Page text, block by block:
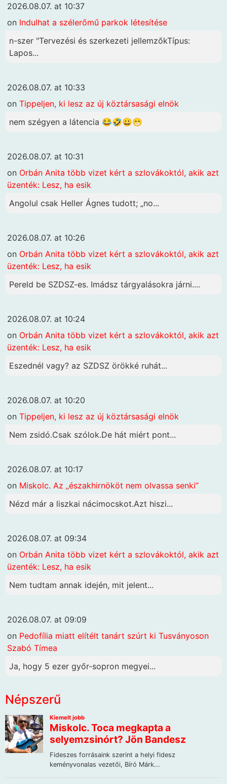
2026.08.07. at 10:37
on Indulhat a szélerőmű parkok létesítése
n-szer "Tervezési és szerkezeti jellemzőkTípus:
Lapos...
2026.08.07. at 10:33
on Tippeljen, ki lesz az új köztársasági elnök
nem szégyen a látencia 😂🤣😀😁
2026.08.07. at 10:31
on Orbán Anita több vizet kért a szlovákoktól, akik azt
üzenték: Lesz, ha esik
Angolul csak Heller Ágnes tudott; „no...
2026.08.07. at 10:26
on Orbán Anita több vizet kért a szlovákoktól, akik azt
üzenték: Lesz, ha esik
Pereld be SZDSZ-es. Imádsz tárgyalásokra járni....
2026.08.07. at 10:24
on Orbán Anita több vizet kért a szlovákoktól, akik azt
üzenték: Lesz, ha esik
Eszednél vagy? az SZDSZ örökké ruhát...
2026.08.07. at 10:20
on Tippeljen, ki lesz az új köztársasági elnök
Nem zsidó.Csak szólok.De hát miért pont...
2026.08.07. at 10:17
on Miskolc. Az „északhirnököt nem olvassa senki”
Nézd már a liszkai nácimocskot.Azt hiszi...
2026.08.07. at 09:34
on Orbán Anita több vizet kért a szlovákoktól, akik azt
üzenték: Lesz, ha esik
Nem tudtam annak idején, mit jelent...
2026.08.07. at 09:09
on Pedofília miatt elítélt tanárt szúrt ki Tusványoson
Szabó Tímea
Ja, hogy 5 ezer győr-sopron megyei...
Népszerű